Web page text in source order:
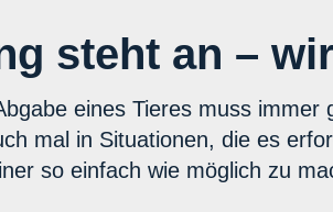
steht an –
eines Tieres muss
mal in Situationen, die es
so einfach wie möglich zu